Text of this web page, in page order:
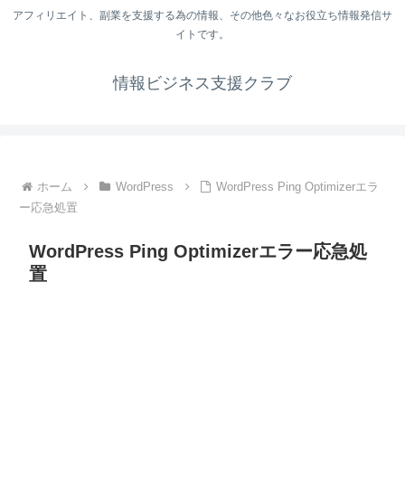
アフィリエイト、副業を支援する為の情報、その他色々なお役立ち情報発信サ
イトです。
情報ビジネス支援クラブ
ホーム WordPress
WordPress Ping Optimizerエラ
ー応急処置
WordPress Ping Optimizerエラー応急処
置